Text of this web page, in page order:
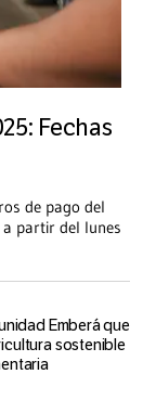
Fechas
de pago del
a partir del lunes
Emberá que
sostenible